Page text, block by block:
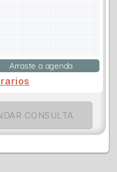
Arraste a agenda
CONSULTA